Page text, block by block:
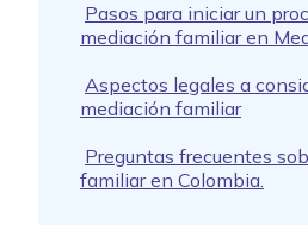
Pasos para iniciar un
mediación familiar en
Aspectos legales a
mediación familiar
Preguntas frecuentes
familiar en Colombia.